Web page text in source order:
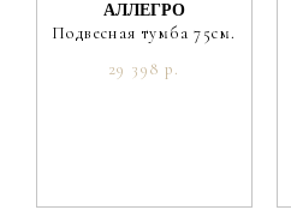
АЛЛЕГРО
Подвесная тумба 75см.
29 398 р.